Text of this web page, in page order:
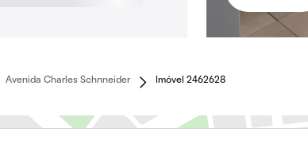
Avenida Charles Schnneider Imóvel 2462628